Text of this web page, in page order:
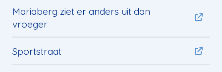
Mariaberg ziet er anders uit dan
vroeger
Sportstraat